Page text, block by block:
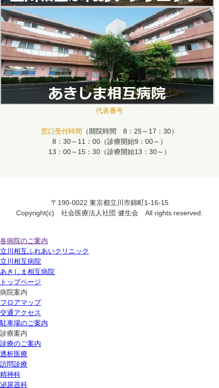
代表番号
窓口受付時間
（開院時間 8：25～17：30）
8：30～11：00（診療開始9：00～）
13：00～15：30（診療開始13：30～）
〒190-0022 東京都立川市錦町1-16-15
Copyright(c) 社会医療法人社団 健生会 All rights reserved.
各病院のご案内
立川相互ふれあいクリニック
立川相互病院
あきしま相互病院
トップページ
病院案内
フロアマップ
交通アクセス
駐車場のご案内
診療案内
診療のご案内
透析医療
訪問診療
精神科
泌尿器科